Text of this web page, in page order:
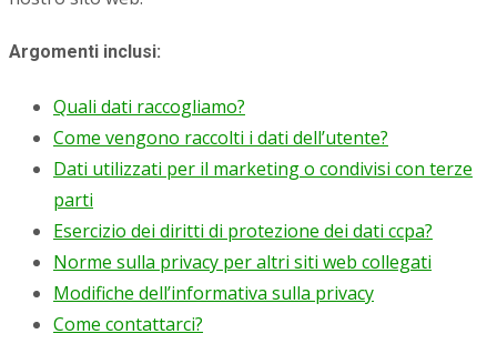
Argomenti inclusi:
Quali dati raccogliamo?
Come vengono raccolti i dati dell’utente?
Dati utilizzati per il marketing o condivisi con terze
parti
Esercizio dei diritti di protezione dei dati ccpa?
Norme sulla privacy per altri siti web collegati
Modifiche dell’informativa sulla privacy
Come contattarci?